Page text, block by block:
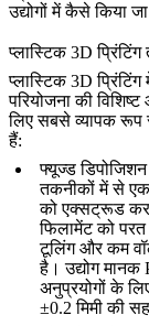
उद्योगों में कैसे किया
प्लास्टिक 3D प्रिंटिंग
प्लास्टिक 3D
परियोजना की
लिए सबसे व्यापक रूप
हैं:
फ्यूज्ड
तकनीकों में से एक
को एक्सट्रूड
फिलामेंट को परत
टूलिंग और कम
है। उद्योग
अनुप्रयोगों के
±0.2 मिमी की